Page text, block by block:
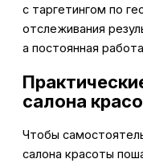
с таргетингом по
отслеживания
а постоянная
салона
Чтобы
салона красоты